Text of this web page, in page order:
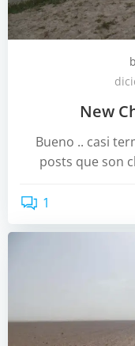
New
Bueno .. casi
posts que son
1